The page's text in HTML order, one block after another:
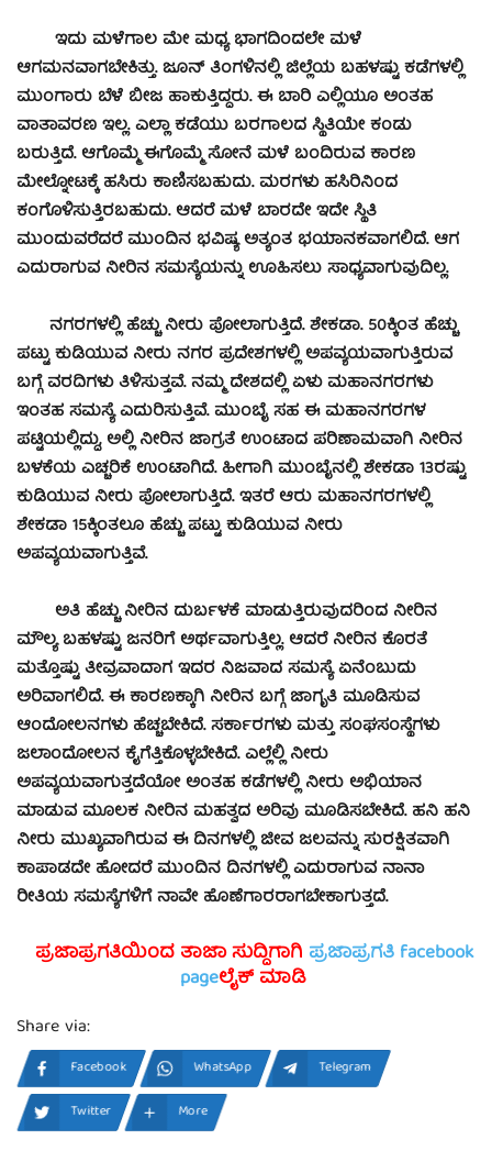
ಇದು ಮಳೆಗಾಲ ಮೇ ಮಧ್ಯ ಭಾಗದಿಂದಲೇ ಮಳೆ
ಆಗಮನವಾಗಬೇಕಿತ್ತು. ಜೂನ್ ತಿಂಗಳಿನಲ್ಲಿ ಜಿಲ್ಲೆಯ ಬಹಳಷ್ಟು ಕಡೆಗಳಲ್ಲಿ
ಮುಂಗಾರು ಬೆಳೆ ಬೀಜ ಹಾಕುತ್ತಿದ್ದರು. ಈ ಬಾರಿ ಎಲ್ಲಿಯೂ ಅಂತಹ
ವಾತಾವರಣ ಇಲ್ಲ. ಎಲ್ಲಾ ಕಡೆಯು ಬರಗಾಲದ ಸ್ಥಿತಿಯೇ ಕಂಡು
ಬರುತ್ತಿದೆ. ಆಗೊಮ್ಮೆ ಈಗೊಮ್ಮೆ ಸೋನೆ ಮಳೆ ಬಂದಿರುವ ಕಾರಣ
ಮೇಲ್ನೋಟಕ್ಕೆ ಹಸಿರು ಕಾಣಿಸಬಹುದು. ಮರಗಳು ಹಸಿರಿನಿಂದ
ಕಂಗೊಳಿಸುತ್ತಿರಬಹುದು. ಆದರೆ ಮಳೆ ಬಾರದೇ ಇದೇ ಸ್ಥಿತಿ
ಮುಂದುವರೆದರೆ ಮುಂದಿನ ಭವಿಷ್ಯ ಅತ್ಯಂತ ಭಯಾನಕವಾಗಲಿದೆ. ಆಗ
ಎದುರಾಗುವ ನೀರಿನ ಸಮಸ್ಯೆಯನ್ನು ಊಹಿಸಲು ಸಾಧ್ಯವಾಗುವುದಿಲ್ಲ.
ನಗರಗಳಲ್ಲಿ ಹೆಚ್ಚು ನೀರು ಪೋಲಾಗುತ್ತಿದೆ. ಶೇಕಡಾ. 50ಕ್ಕಿಂತ ಹೆಚ್ಚು
ಪಟ್ಟು ಕುಡಿಯುವ ನೀರು ನಗರ ಪ್ರದೇಶಗಳಲ್ಲಿ ಅಪವ್ಯಯವಾಗುತ್ತಿರುವ
ಬಗ್ಗೆ ವರದಿಗಳು ತಿಳಿಸುತ್ತವೆ. ನಮ್ಮ ದೇಶದಲ್ಲಿ ಏಳು ಮಹಾನಗರಗಳು
ಇಂತಹ ಸಮಸ್ಯೆ ಎದುರಿಸುತ್ತಿವೆ. ಮುಂಬೈ ಸಹ ಈ ಮಹಾನಗರಗಳ
ಪಟ್ಟಿಯಲ್ಲಿದ್ದು, ಅಲ್ಲಿ ನೀರಿನ ಜಾಗ್ರತೆ ಉಂಟಾದ ಪರಿಣಾಮವಾಗಿ ನೀರಿನ
ಬಳಕೆಯ ಎಚ್ಚರಿಕೆ ಉಂಟಾಗಿದೆ. ಹೀಗಾಗಿ ಮುಂಬೈನಲ್ಲಿ ಶೇಕಡಾ 13ರಷ್ಟು
ಕುಡಿಯುವ ನೀರು ಪೋಲಾಗುತ್ತಿದೆ. ಇತರೆ ಆರು ಮಹಾನಗರಗಳಲ್ಲಿ
ಶೇಕಡಾ 15ಕ್ಕಿಂತಲೂ ಹೆಚ್ಚು ಪಟ್ಟು ಕುಡಿಯುವ ನೀರು
ಅಪವ್ಯಯವಾಗುತ್ತಿವೆ.
ಅತಿ ಹೆಚ್ಚು ನೀರಿನ ದುರ್ಬಳಕೆ ಮಾಡುತ್ತಿರುವುದರಿಂದ ನೀರಿನ
ಮೌಲ್ಯ ಬಹಳಷ್ಟು ಜನರಿಗೆ ಅರ್ಥವಾಗುತ್ತಿಲ್ಲ. ಆದರೆ ನೀರಿನ ಕೊರತೆ
ಮತ್ತೊಷ್ಟು ತೀವ್ರವಾದಾಗ ಇದರ ನಿಜವಾದ ಸಮಸ್ಯೆ ಏನೆಂಬುದು
ಅರಿವಾಗಲಿದೆ. ಈ ಕಾರಣಕ್ಕಾಗಿ ನೀರಿನ ಬಗ್ಗೆ ಜಾಗೃತಿ ಮೂಡಿಸುವ
ಆಂದೋಲನಗಳು ಹೆಚ್ಚಬೇಕಿದೆ. ಸರ್ಕಾರಗಳು ಮತ್ತು ಸಂಘಸಂಸ್ಥೆಗಳು
ಜಲಾಂದೋಲನ ಕೈಗೆತ್ತಿಕೊಳ್ಳಬೇಕಿದೆ. ಎಲ್ಲೆಲ್ಲಿ ನೀರು
ಅಪವ್ಯಯವಾಗುತ್ತದೆಯೋ ಅಂತಹ ಕಡೆಗಳಲ್ಲಿ ನೀರು ಅಭಿಯಾನ
ಮಾಡುವ ಮೂಲಕ ನೀರಿನ ಮಹತ್ವದ ಅರಿವು ಮೂಡಿಸಬೇಕಿದೆ. ಹನಿ ಹನಿ
ನೀರು ಮುಖ್ಯವಾಗಿರುವ ಈ ದಿನಗಳಲ್ಲಿ ಜೀವ ಜಲವನ್ನು ಸುರಕ್ಷಿತವಾಗಿ
ಕಾಪಾಡದೇ ಹೋದರೆ ಮುಂದಿನ ದಿನಗಳಲ್ಲಿ ಎದುರಾಗುವ ನಾನಾ
ರೀತಿಯ ಸಮಸ್ಯೆಗಳಿಗೆ ನಾವೇ ಹೊಣೆಗಾರರಾಗಬೇಕಾಗುತ್ತದೆ.
ಪ್ರಜಾಪ್ರಗತಿಯಿಂದ ತಾಜಾ ಸುದ್ದಿಗಾಗಿ ಪ್ರಜಾಪ್ರಗತಿ facebook
pageಲೈಕ್ ಮಾಡಿ
Share via:
Facebook WhatsApp
Telegram
Twitter
More